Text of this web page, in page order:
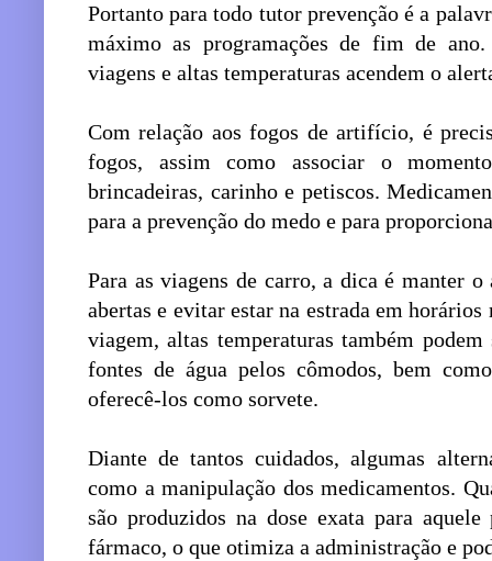
Portanto para todo tutor prevenção é a
máximo as programações de fim de
viagens e altas temperaturas acendem o
Com relação aos fogos de artifício, é
fogos, assim como associar o
brincadeiras, carinho e petiscos.
para a prevenção do medo e para
Para as viagens de carro, a dica é manter
abertas e evitar estar na estrada em
viagem, altas temperaturas também
fontes de água pelos cômodos, bem
oferecê-los como sorvete.
Diante de tantos cuidados, algumas
como a manipulação dos medicamentos.
são produzidos na dose exata para
fármaco, o que otimiza a administração e